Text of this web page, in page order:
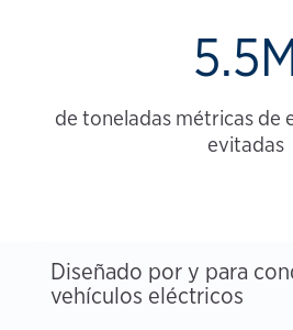
de toneladas métricas de
evitadas
Diseñado por y para
vehículos eléctricos